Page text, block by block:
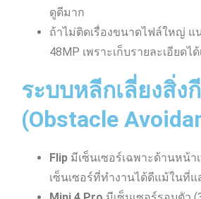
ดูดีมาก
ถ้าไม่ติดเรื่องขนาดไฟล์ใหญ่ แ
48MP เพราะเก็บรายละเอียดได้
ระบบหลีกเลี่ยงสิ่ง
(Obstacle
Flipมีเซ็นเซอร์เฉพาะด้านหน้า
เซ็นเซอร์ที่ทำงานได้ดีแม้ในที่แ